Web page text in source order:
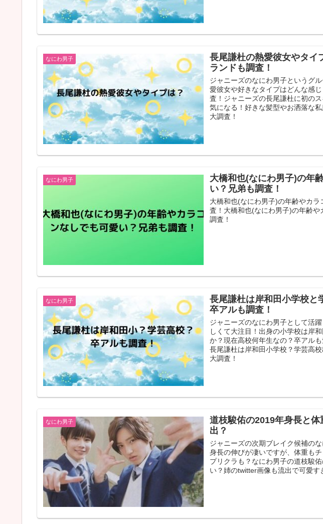
なにわ男子
長尾謙杜の熱愛彼女やタイ
ランドも調査！
ジャニーズのなにわ男子というグ
愛彼女や好きなタイプはどんな感
査！ジャニーズの長尾謙杜に初の
気になる！好きな髪型やお洒落な
大調査！
なにわ男子
大橋和也(なにわ男子)の年
い？兄弟も調査！
大橋和也(なにわ男子)の年齢やカ
査！大橋和也(なにわ男子)の年齢
調査！
なにわ男子
長尾謙杜は岸和田小学校と
卒アルも調査！
ジャニーズのなにわ男子として活
しくて大注目！出身の小学校は岸
か？現在高校何年生なの？卒アル
長尾謙杜は岸和田小学校？学芸高
大調査！
なにわ男子
道枝駿佑の2019年身長と
出？
ジャニーズの次期ブレイク候補の
身長の伸びが凄いですが、体重も
プリクラも？なにわ男子の道枝駿
い？姉のtwitter画像も流出で可愛す